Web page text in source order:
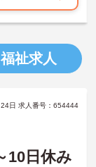
祉求人
日 求人番号：654444
10日休み